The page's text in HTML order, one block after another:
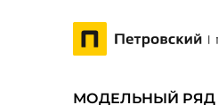
МОДЕЛЬНЫЙ РЯД